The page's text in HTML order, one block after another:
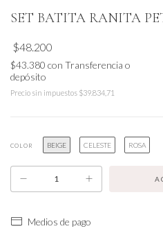
SET BATITA RANITA
$48.200
$43.380 con Transferencia o
depósito
Precio sin impuestos $39.834,71
COLOR BEIGE CELESTE ROSA
Medios de pago